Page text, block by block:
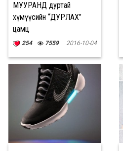
МУУРАНД дуртай
хүмүүсийн “ДУРЛАХ”
цамц
254 7559 2016-10-04